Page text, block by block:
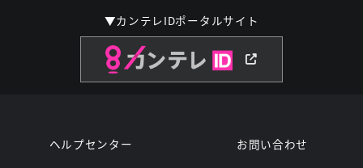
▼カンテレIDポータルサイト
ヘルプセンター お問い合わせ